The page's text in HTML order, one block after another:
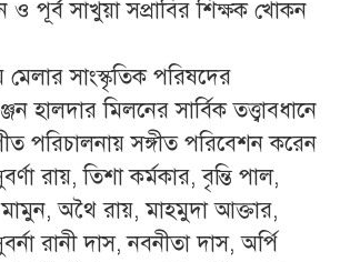
ও পূর্ব সাখুয়া সপ্রাবির শিক্ষক খোকন
মেলার সাংস্কৃতিক পরিষদের
হালদার মিলনের সার্বিক তত্ত্বাবধানে
পরিচালনায় সঙ্গীত পরিবেশন করেন
রায়, তিশা কর্মকার, বৃন্তি পাল,
অথৈ রায়, মাহমুদা আক্তার,
রানী দাস, নবনীতা দাস, অর্পি